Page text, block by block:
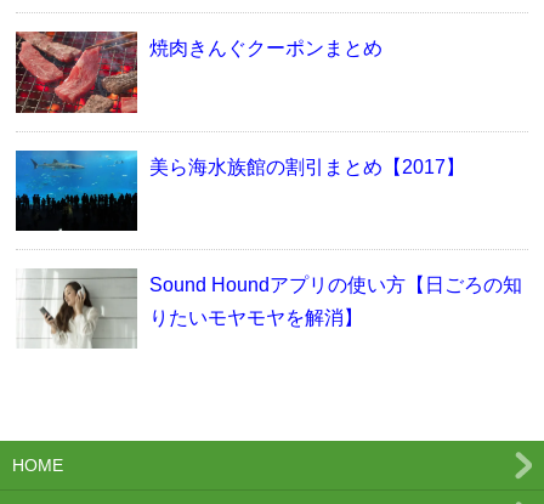
焼肉きんぐクーポンまとめ
美ら海水族館の割引まとめ【2017】
Sound Houndアプリの使い方【日ごろの知
りたいモヤモヤを解消】
HOME